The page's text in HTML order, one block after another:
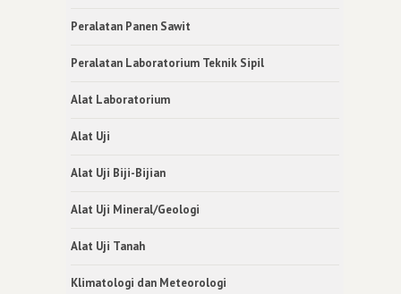
Peralatan Panen Sawit
Peralatan Laboratorium Teknik Sipil
Alat Laboratorium
Alat Uji
Alat Uji Biji-Bijian
Alat Uji Mineral/Geologi
Alat Uji Tanah
Klimatologi dan Meteorologi